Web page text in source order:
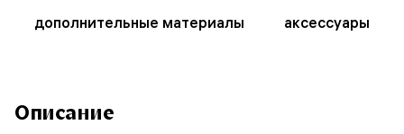
дополнительные материалы аксессуары
Описание